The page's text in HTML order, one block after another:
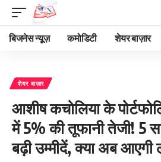
बिजनेस न्यूज़ कमोडिटी शेयर बाज़ार
शेयर बाज़ार
आशीष कचोलिया के
में 5% की तूफानी तेजी! 5
बढ़ी उम्मीदें, क्या अब आएगी